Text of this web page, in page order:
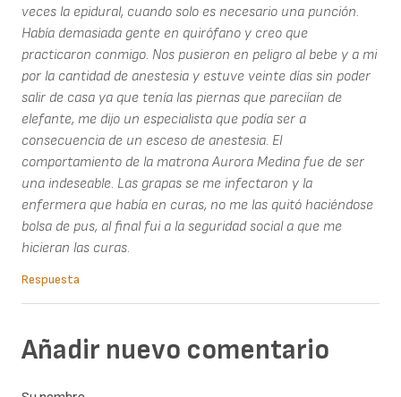
veces la epidural, cuando solo es necesario una punción.
Había demasiada gente en quirófano y creo que
practicaron conmigo. Nos pusieron en peligro al bebe y a mi
por la cantidad de anestesia y estuve veinte días sin poder
salir de casa ya que tenía las piernas que pareciían de
elefante, me dijo un especialista que podía ser a
consecuencia de un esceso de anestesia. El
comportamiento de la matrona Aurora Medina fue de ser
una indeseable. Las grapas se me infectaron y la
enfermera que había en curas, no me las quitó haciéndose
bolsa de pus, al final fui a la seguridad social a que me
hicieran las curas.
Respuesta
Añadir nuevo comentario